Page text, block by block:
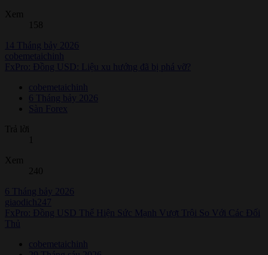
Xem
158
14 Tháng bảy 2026
cobemetaichinh
FxPro: Đồng USD: Liệu xu hướng đã bị phá vỡ?
cobemetaichinh
6 Tháng bảy 2026
Sàn Forex
Trả lời
Xem
240
6 Tháng bảy 2026
giaodich247
FxPro: Đồng USD Thể Hiện Sức Mạnh Vượt Trội So Với Các Đối
Thủ
cobemetaichinh